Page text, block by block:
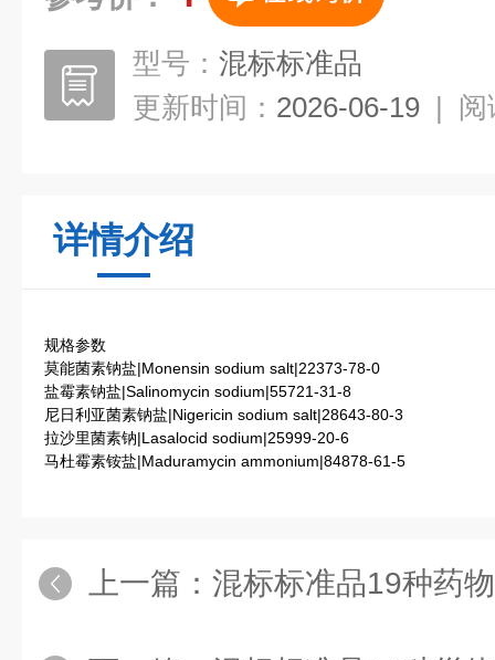
型号： 混标标准品
更新时间： 2026-06-19 | 阅
详情介绍
规格参数
莫能菌素钠盐|Monensin sodium salt|22373-78-0
盐霉素钠盐|Salinomycin sodium|55721-31-8
尼日利亚菌素钠盐|Nigericin sodium salt|28643-80-3
拉沙里菌素钠|Lasalocid sodium|25999-20-6
马杜霉素铵盐|Maduramycin ammonium|84878-61-5
上一篇： 混标标准品19种药